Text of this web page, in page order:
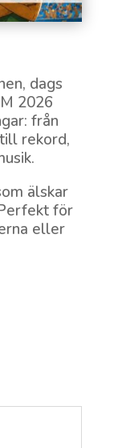
dags
2026
från
rekord,
älskar
för
eller